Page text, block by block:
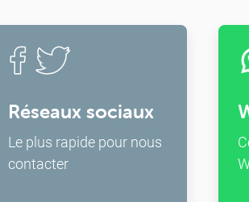
Réseaux sociaux
Le plus rapide pour nous
contacter